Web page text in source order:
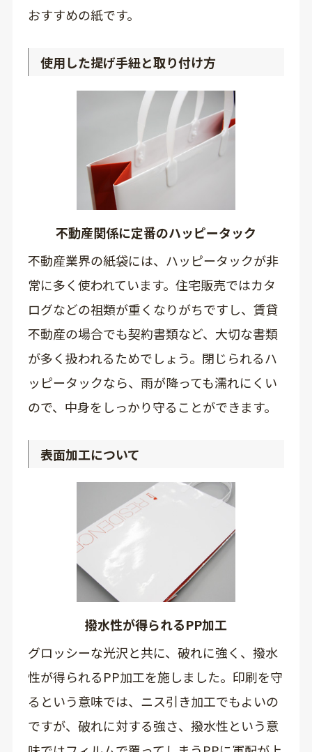
おすすめの紙です。
使用した提げ手紐と取り付け方
不動産関係に定番のハッピータック
不動産業界の紙袋には、ハッピータックが非
常に多く使われています。住宅販売ではカタ
ログなどの祖類が重くなりがちですし、賃貸
不動産の場合でも契約書類など、大切な書類
が多く扱われるためでしょう。閉じられるハ
ッピータックなら、雨が降っても濡れにくい
ので、中身をしっかり守ることができます。
表面加工について
撥水性が得られるPP加工
グロッシーな光沢と共に、破れに強く、撥水
性が得られるPP加工を施しました。印刷を守
るという意味では、ニス引き加工でもよいの
ですが、破れに対する強さ、撥水性という意